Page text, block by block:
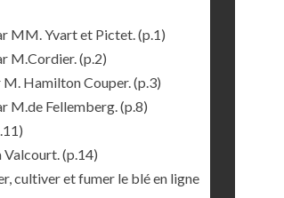
MM. Yvart et Pictet.(p.1)
M.Cordier.(p.2)
M. Hamilton Couper.(p.3)
M.de Fellemberg.(p.8)
Valcourt.(p.14)
cultiver et fumer le blé en ligne